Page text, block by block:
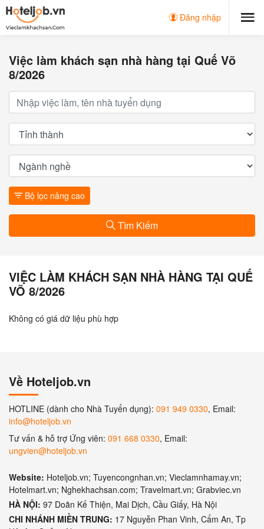
Đăng nhập
Việc làm khách sạn nhà hàng tại Quế Võ
8/2026
Bộ lọc nâng cao
Tìm Kiếm
VIỆC LÀM KHÁCH SẠN NHÀ HÀNG TẠI QUẾ
VÕ 8/2026
Không có giá dữ liệu phù hợp
Về Hoteljob.vn
HOTLINE (dành cho Nhà Tuyển dụng): 091 949 0330, Email:
info@hoteljob.vn
Tư vấn & hỗ trợ Ứng viên: 091 668 0330, Email:
ungvien@hoteljob.vn
Website: Hoteljob.vn; Tuyencongnhan.vn; Vieclamnhamay.vn;
Hotelmart.vn; Nghekhachsan.com; Travelmart.vn; Grabviec.vn
HÀ NỘI: 97 Doãn Kế Thiện, Mai Dịch, Cầu Giấy, Hà Nội
CHI NHÁNH MIỀN TRUNG: 17 Nguyễn Phan Vinh, Cẩm An, Tp